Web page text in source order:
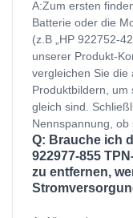
A:Zum ersten
Batterie oder die
(z.B „HP 922752-
unserer Produkt-
vergleichen Sie die
Produktbildern, um
gleich sind.
Nennspannung, ob
Q: Brauche ich
922977-855
zu entfernen,